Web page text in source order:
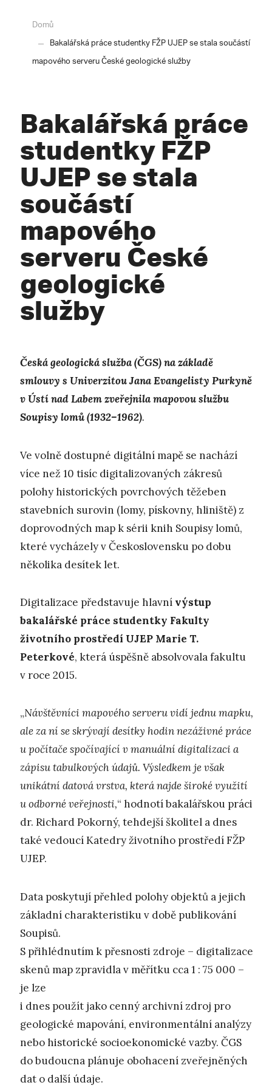
Domů
Bakalářská práce studentky FŽP UJEP se stala součástí
mapového serveru České geologické služby
Bakalářská práce
studentky FŽP
UJEP se stala
součástí
mapového
serveru České
geologické
služby
Česká geologická služba (ČGS) na základě
smlouvy s Univerzitou Jana Evangelisty Purkyně
v Ústí nad Labem zveřejnila mapovou službu
Soupisy lomů (1932–1962).
Ve volně dostupné digitální mapě se nachází
více než 10 tisíc digitalizovaných zákresů
polohy historických povrchových těžeben
stavebních surovin (lomy, pískovny, hliniště) z
doprovodných map k sérii knih Soupisy lomů,
které vycházely v Československu po dobu
několika desítek let.
Digitalizace představuje hlavní výstup
bakalářské práce studentky Fakulty
životního prostředí UJEP Marie T.
Peterkové, která úspěšně absolvovala fakultu
v roce 2015.
„Návštěvníci mapového serveru vidí jednu mapku,
ale za ní se skrývají desítky hodin nezáživné práce
u počítače spočívající v manuální digitalizaci a
zápisu tabulkových údajů. Výsledkem je však
unikátní datová vrstva, která najde široké využití
u odborné veřejnosti,“ hodnotí bakalářskou práci
dr. Richard Pokorný, tehdejší školitel a dnes
také vedoucí Katedry životního prostředí FŽP
UJEP.
Data poskytují přehled polohy objektů a jejich
základní charakteristiku v době publikování
Soupisů.
S přihlédnutím k přesnosti zdroje – digitalizace
skenů map zpravidla v měřítku cca 1 : 75 000 –
je lze
i dnes použít jako cenný archivní zdroj pro
geologické mapování, environmentální analýzy
nebo historické socioekonomické vazby. ČGS
do budoucna plánuje obohacení zveřejněných
dat o další údaje.